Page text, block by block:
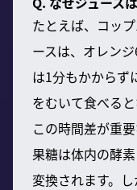
たとえば、コッ
ースは、オレン
は1分もかからず
をむいて食べる
この時間差が重
果糖は体内の酵
変換されます。